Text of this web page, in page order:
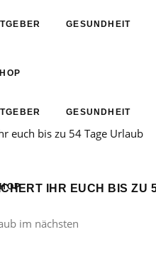
GESUNDHEIT
GESUNDHEIT
IHR EUCH BIS ZU
im nächsten